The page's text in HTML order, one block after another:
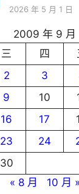
2026 年 5 月 1 日
2009 年 9 月
三 四
2 3
9 10
16 17
23 24
30
« 8 月
10 月 »